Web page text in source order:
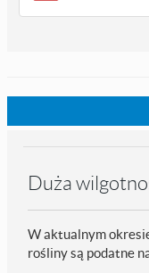
Duża
W aktualnym
rośliny są podatne